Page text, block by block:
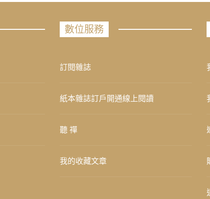
數位服務
訂閱雜誌
紙本雜誌訂戶開通線上閱讀
聽 禪
我的收藏文章